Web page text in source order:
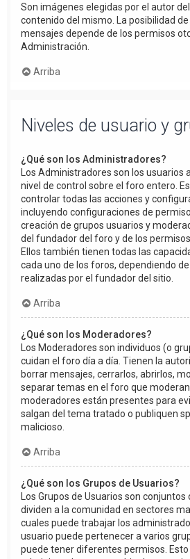
Son imágenes elegidas por el autor
contenido del mismo. La posibilidad
mensajes depende de los permisos
Administración.
Arriba
Niveles de usuario y
¿Qué son los Administradores?
Los Administradores son los usuarios
nivel de control sobre el foro entero.
controlar todas las acciones y
incluyendo configuraciones de
creación de grupos usuarios y
del fundador del foro y de los
Ellos también tienen todas las
cada uno de los foros, dependiendo
realizadas por el fundador del sitio.
Arriba
¿Qué son los Moderadores?
Los Moderadores son individuos (o
cuidan el foro día a día. Tienen la
borrar mensajes, cerrarlos, abrirlos,
separar temas en el foro que
moderadores están presentes para
salgan del tema tratado o publiquen
malicioso.
Arriba
¿Qué son los Grupos de Usuarios?
Los Grupos de Usuarios son conjuntos
dividen a la comunidad en sectores
cuales puede trabajar los
usuario puede pertenecer a varios
puede tener diferentes permisos. Esto